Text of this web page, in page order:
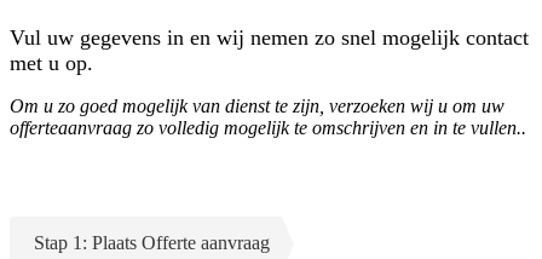
Vul uw gegevens in en wij nemen zo snel mogelijk contact
met u op.
Om u zo goed mogelijk van dienst te zijn, verzoeken wij u om uw
offerteaanvraag zo volledig mogelijk te omschrijven en in te vullen..
Stap 1: Plaats Offerte aanvraag